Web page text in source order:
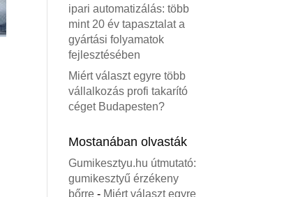
ipari automatizálás: több
mint 20 év tapasztalat a
gyártási folyamatok
fejlesztésében
Miért választ egyre több
vállalkozás profi takarító
céget Budapesten?
Mostanában olvasták
Gumikesztyu.hu útmutató:
gumikesztyű érzékeny
bőrre - Miért választ egyre